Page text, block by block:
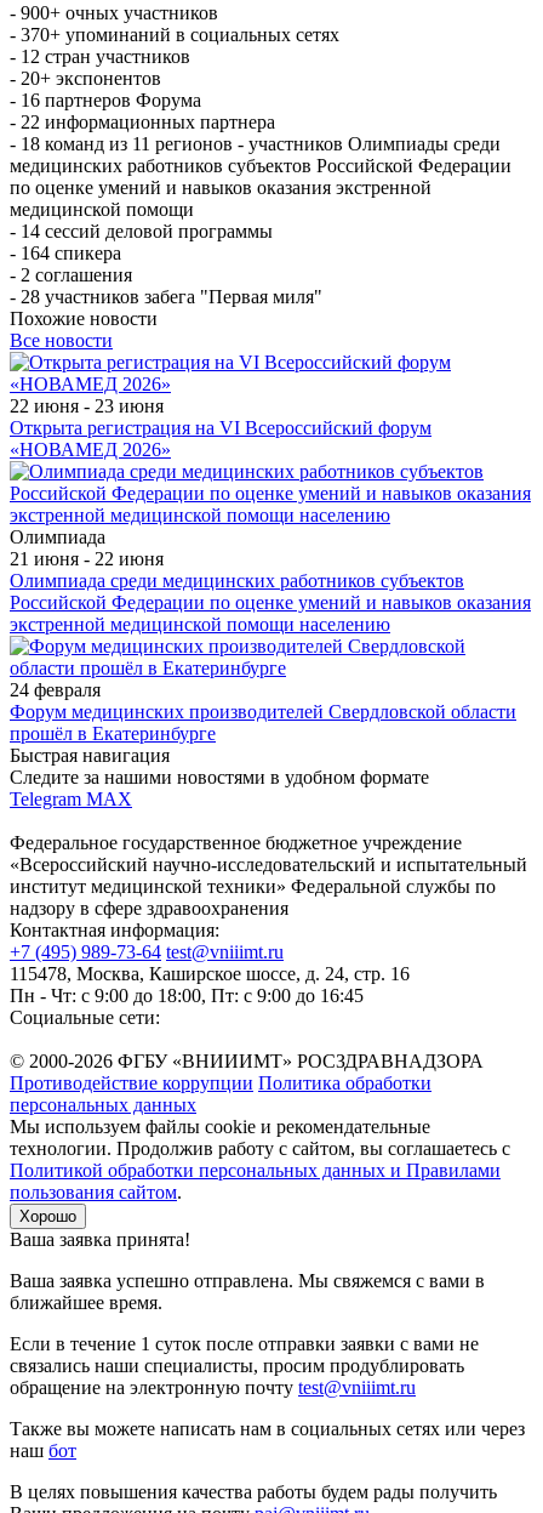
- 900+ очных участников
- 370+ упоминаний в социальных сетях
- 12 стран участников
- 20+ экспонентов
- 16 партнеров Форума
- 22 информационных партнера
- 18 команд из 11 регионов - участников Олимпиады среди
медицинских работников субъектов Российской Федерации
по оценке умений и навыков оказания экстренной
медицинской помощи
- 14 сессий деловой программы
- 164 спикера
- 2 соглашения
- 28 участников забега "Первая миля"
Похожие новости
Все новости
22 июня - 23 июня
Открыта регистрация на VI Всероссийский форум
«НОВАМЕД 2026»
Олимпиада
21 июня - 22 июня
Олимпиада среди медицинских работников субъектов
Российской Федерации по оценке умений и навыков оказания
экстренной медицинской помощи населению
24 февраля
Форум медицинских производителей Свердловской области
прошёл в Екатеринбурге
Быстрая навигация
Следите за нашими новостями в удобном формате
Telegram MAX
Федеральное государственное бюджетное учреждение
«Всероссийский научно-исследовательский и испытательный
институт медицинской техники» Федеральной службы по
надзору в сфере здравоохранения
Контактная информация:
+7 (495) 989-73-64 test@vniiimt.ru
115478, Москва, Каширское шоссе, д. 24, стр. 16
Пн - Чт: с 9:00 до 18:00, Пт: с 9:00 до 16:45
Социальные сети:
© 2000-2026 ФГБУ «ВНИИИМТ» РОСЗДРАВНАДЗОРА
Противодействие коррупции Политика обработки
персональных данных
Мы используем файлы cookie и рекомендательные
технологии. Продолжив работу с сайтом, вы соглашаетесь с
Политикой обработки персональных данных и Правилами
пользования сайтом.
Хорошо
Ваша заявка принята!
Ваша заявка успешно отправлена. Мы свяжемся с вами в
ближайшее время.
Если в течение 1 суток после отправки заявки с вами не
связались наши специалисты, просим продублировать
обращение на электронную почту test@vniiimt.ru
Также вы можете написать нам в социальных сетях или через
наш бот
В целях повышения качества работы будем рады получить